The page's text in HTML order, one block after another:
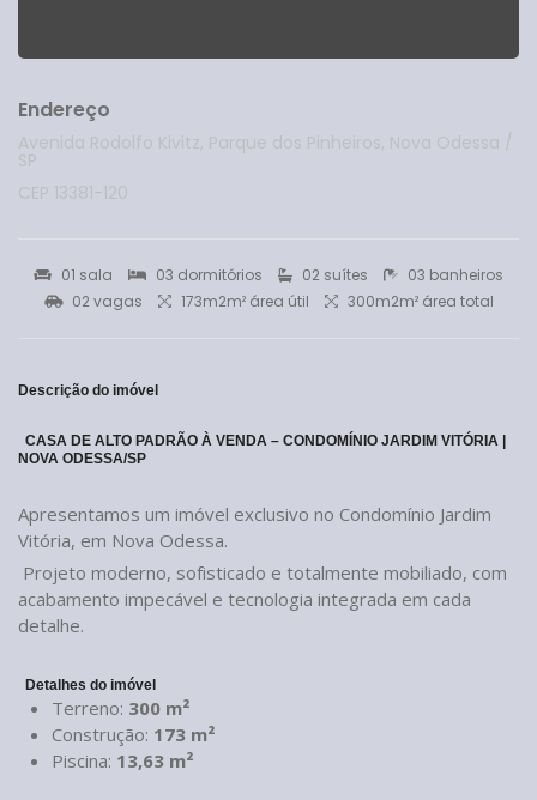
Endereço
Avenida Rodolfo Kivitz, Parque dos Pinheiros, Nova Odessa /
SP
CEP 13381-120
01 sala 03 dormitórios 02 suítes
03 banheiros
02 vagas
173m2m² área útil 300m2m² área total
Descrição do imóvel
CASA DE ALTO PADRÃO À VENDA – CONDOMÍNIO JARDIM VITÓRIA |
NOVA ODESSA/SP
Apresentamos um imóvel exclusivo no Condomínio Jardim
Vitória, em Nova Odessa.
Projeto moderno, sofisticado e totalmente mobiliado, com
acabamento impecável e tecnologia integrada em cada
detalhe.
Detalhes do imóvel
Terreno: 300 m²
Construção: 173 m²
Piscina: 13,63 m²